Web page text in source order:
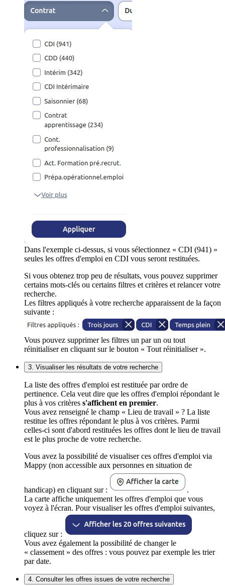
Dans l'exemple ci-dessus, si vous sélectionnez « CDI (941) »
seules les offres d'emploi en CDI vous seront restituées.
Si vous obtenez trop peu de résultats, vous pouvez supprimer
certains mots-clés ou certains filtres et critères et relancer votre
recherche.
Les filtres appliqués à votre recherche apparaissent de la façon
suivante :
Vous pouvez supprimer les filtres un par un ou tout
réinitialiser en cliquant sur le bouton « Tout réinitialiser ».
3. Visualiser les résultats de votre recherche
La liste des offres d'emploi est restituée par ordre de
pertinence. Cela veut dire que les offres d'emploi répondant le
plus à vos critères s'affichent en premier.
Vous avez renseigné le champ « Lieu de travail » ? La liste
restitue les offres répondant le plus à vos critères. Parmi
celles-ci sont d'abord restituées les offres dont le lieu de travail
est le plus proche de votre recherche.
Vous avez la possibilité de visualiser ces offres d'emploi via
Mappy (non accessible aux personnes en situation de
handicap) en cliquant sur :
.
La carte affiche uniquement les offres d'emploi que vous
voyez à l'écran. Pour visualiser les offres d'emploi suivantes,
cliquez sur :
Vous avez également la possibilité de changer le
« classement » des offres : vous pouvez par exemple les trier
par date.
4. Consulter les offres issues de votre recherche